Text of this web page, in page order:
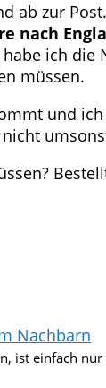
ab zur Post.
nach
ich
müssen.
und
Nachbarn
ist einfach